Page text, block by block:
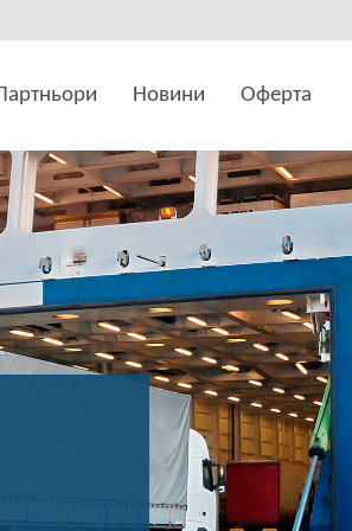
Новини Оферта